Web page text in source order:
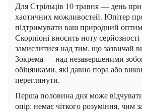
Для Стрільців 10 травня — день
хаотичних можливостей. Юпітер
підтримувати ваш природний
Скорпіоні вносить ноту
замислитися над тим, що зазвичай
Зокрема — над незавершеними
обіцянками, які давно пора або
переглянути.
Перша половина дня може
опір: немає чіткого розуміння, чим